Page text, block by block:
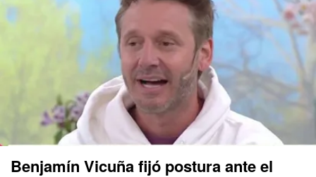
Benjamín Vicuña fijó postura ante el